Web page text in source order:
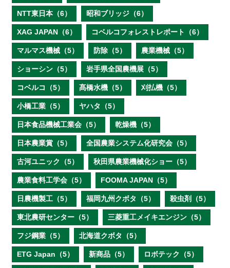
NTT東日本（6） 昭和ブリッジ（6）
XAG JAPAN（6） コベルコフォレストレポート（6）
マルマス機械（5） 防除（5） 農業機械（5）
ショーシン（5） 岩手県全国農機展（5）
コベルコ（5） 髙橋水機（5） 刈払機（5）
小橋工業（5） ヤハタ（5）
日本食品機械工業会（5） 乾燥機（5）
日本農業賞（5） 全国農業システム化研究会（5）
古河ユニック（5） 秋田県農業機械化ショー（5）
農業食料工学会（5） FOOMA JAPAN（5）
日農機製工（5） 福岡九州クボタ（5） 殺虫剤（5）
東北農研センター（5） 三菱重工メイキエンジン（5）
フジ鋼業（5） 北海道クボタ（5）
ETG Japan（5） 新商品（5） ロボテック（5）